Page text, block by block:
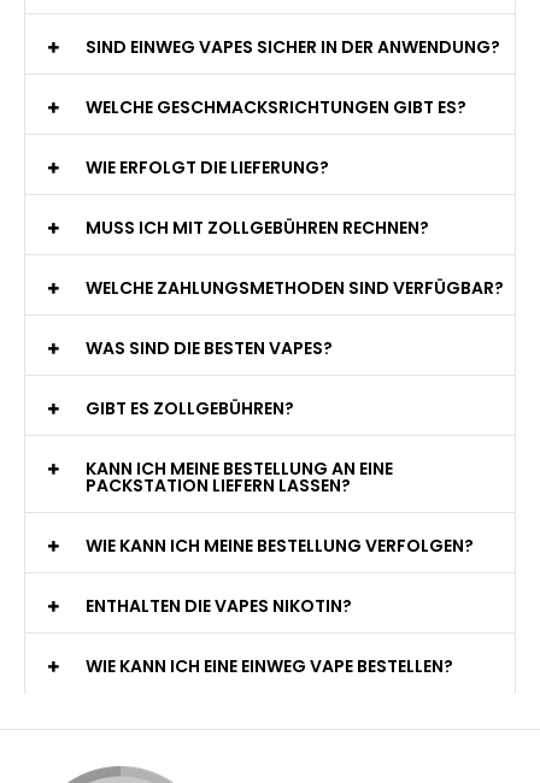
SIND EINWEG VAPES SICHER IN DER ANWENDUNG?
WELCHE GESCHMACKSRICHTUNGEN GIBT ES?
WIE ERFOLGT DIE LIEFERUNG?
MUSS ICH MIT ZOLLGEBÜHREN RECHNEN?
WELCHE ZAHLUNGSMETHODEN SIND VERFÜGBAR?
WAS SIND DIE BESTEN VAPES?
GIBT ES ZOLLGEBÜHREN?
KANN ICH MEINE BESTELLUNG AN EINE
PACKSTATION LIEFERN LASSEN?
WIE KANN ICH MEINE BESTELLUNG VERFOLGEN?
ENTHALTEN DIE VAPES NIKOTIN?
WIE KANN ICH EINE EINWEG VAPE BESTELLEN?